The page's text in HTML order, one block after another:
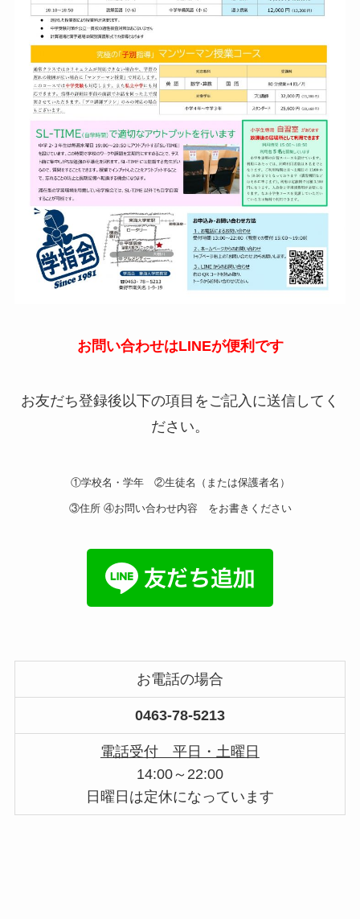
お問い合わせはLINEが便利です
お友だち登録後以下の項目をご記入に送信してく
ださい。
①学校名・学年 ②生徒名（または保護者名）
③住所 ④お問い合わせ内容 をお書きください
お電話の場合
0463-78-5213
電話受付 平日・土曜日
14:00～22:00
日曜日は定休になっています